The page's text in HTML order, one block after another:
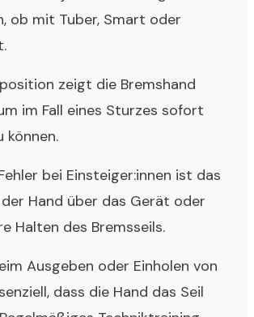
ob mit Tuber, Smart oder
zeigt die Bremshand
im Fall eines Sturzes sofort
können.
bei Einsteiger:innen ist das
Hand über das Gerät oder
Halten des Bremsseils.
Ausgeben oder Einholen von
dass die Hand das Seil